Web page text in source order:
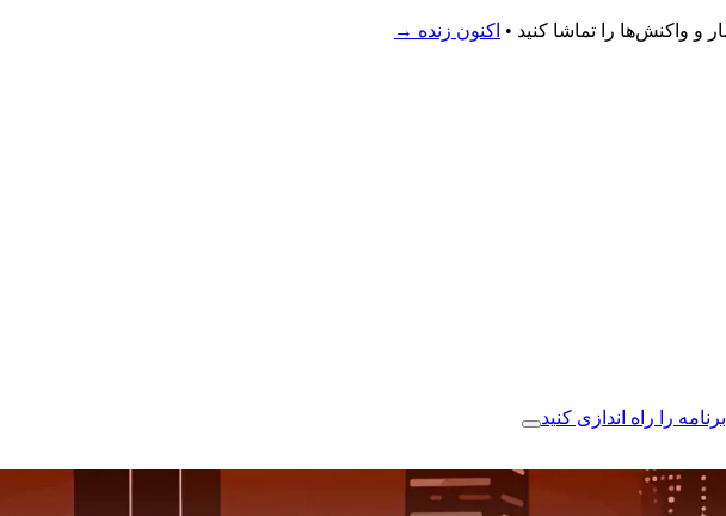
اکنون زنده →
برنامه را راه اندازی کنید